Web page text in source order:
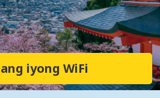
iyong WiFi